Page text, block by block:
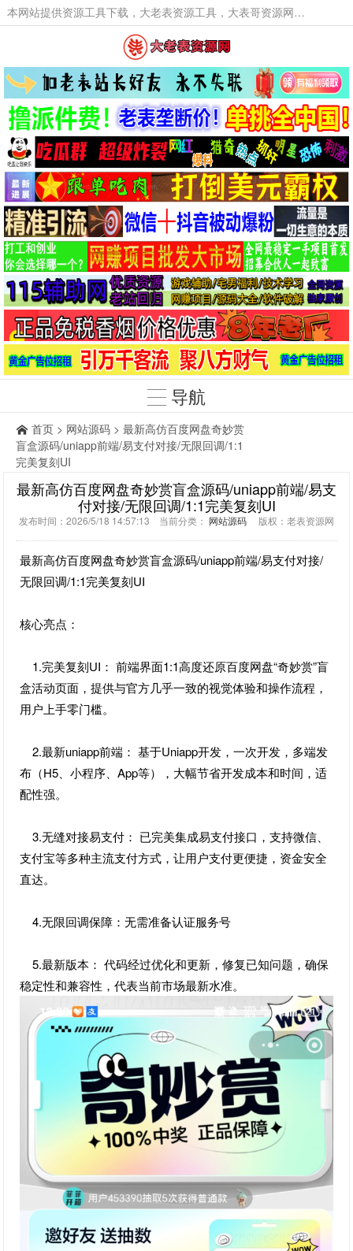
本网站提供资源工具下载，大老表资源工具，大表哥资源网软件工具，大老表资源下载，活动线报福利资源分享,活动线报，大型网游经典游戏，网络热门技术游戏辅助交流与分享。
导航
首页 > 网站源码 > 最新高仿百度网盘奇妙赏
盲盒源码/uniapp前端/易支付对接/无限回调/1:1
完美复刻UI
最新高仿百度网盘奇妙赏盲盒源码/uniapp前端/易支
付对接/无限回调/1:1完美复刻UI
发布时间：2026/5/18 14:57:13 当前分类： 网站源码 版权：老表资源网
最新高仿百度网盘奇妙赏盲盒源码/uniapp前端/易支付对接/
无限回调/1:1完美复刻UI
核心亮点：
1.完美复刻UI： 前端界面1:1高度还原百度网盘“奇妙赏”盲
盒活动页面，提供与官方几乎一致的视觉体验和操作流程，
用户上手零门槛。
2.最新uniapp前端： 基于Uniapp开发，一次开发，多端发
布（H5、小程序、App等），大幅节省开发成本和时间，适
配性强。
3.无缝对接易支付： 已完美集成易支付接口，支持微信、
支付宝等多种主流支付方式，让用户支付更便捷，资金安全
直达。
4.无限回调保障：无需准备认证服务号
5.最新版本： 代码经过优化和更新，修复已知问题，确保
稳定性和兼容性，代表当前市场最新水准。